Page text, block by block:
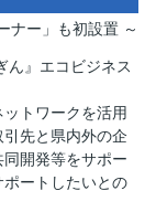
ナー」も初設置 ～
ん』エコビジネス
トワークを活用
先と県内外の企
開発等をサポー
ポートしたいとの